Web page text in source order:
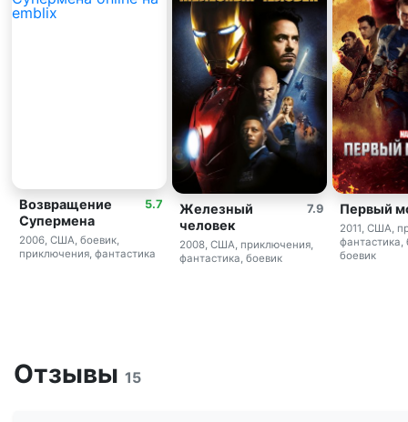
5.7
Возвращение
Супермена
2006, США, боевик,
приключения, фантастика
7.9
Железный
человек
2008, США, приключения,
фантастика, боевик
Первый
2011, США,
фантастика,
боевик
Отзывы 15